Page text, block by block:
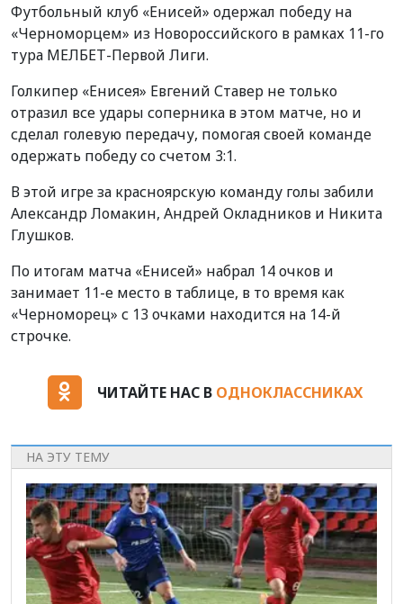
Футбольный клуб «Енисей» одержал победу на
«Черноморцем» из Новороссийского в рамках 11-го
тура МЕЛБЕТ-Первой Лиги.
Голкипер «Енисея» Евгений Ставер не только
отразил все удары соперника в этом матче, но и
сделал голевую передачу, помогая своей команде
одержать победу со счетом 3:1.
В этой игре за красноярскую команду голы забили
Александр Ломакин, Андрей Окладников и Никита
Глушков.
По итогам матча «Енисей» набрал 14 очков и
занимает 11-е место в таблице, в то время как
«Черноморец» с 13 очками находится на 14-й
строчке.
ЧИТАЙТЕ НАС В ОДНОКЛАССНИКАХ
НА ЭТУ ТЕМУ